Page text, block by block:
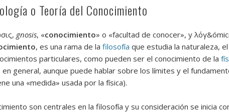
o Teoría del Conocimiento
gnosis, «conocimiento» o «facultad de conocer», y
, es una rama de la filosofía que estudia la naturaleza,
particulares, como pueden ser el conocimiento de la
general, aunque puede hablar sobre los límites y el
una «medida» usada por la física).
son centrales en la filosofía y su consideración se inicia